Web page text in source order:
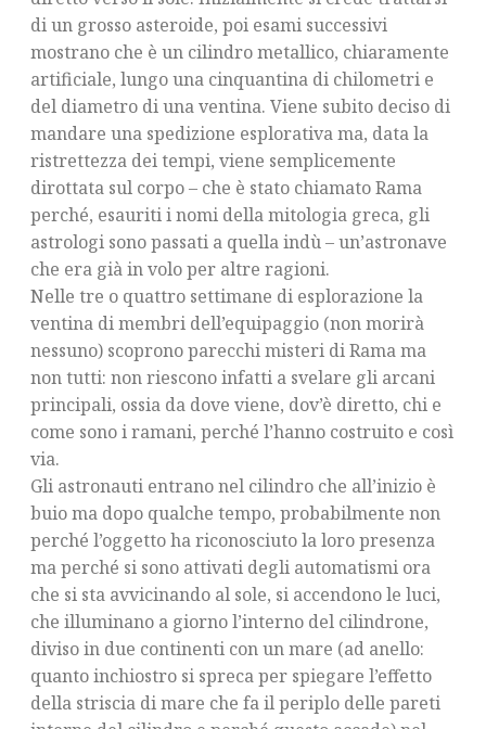
di un grosso asteroide, poi esami successivi
mostrano che è un cilindro metallico, chiaramente
artificiale, lungo una cinquantina di chilometri e
del diametro di una ventina. Viene subito deciso di
mandare una spedizione esplorativa ma, data la
ristrettezza dei tempi, viene semplicemente
dirottata sul corpo – che è stato chiamato Rama
perché, esauriti i nomi della mitologia greca, gli
astrologi sono passati a quella indù – un’astronave
che era già in volo per altre ragioni.
Nelle tre o quattro settimane di esplorazione la
ventina di membri dell’equipaggio (non morirà
nessuno) scoprono parecchi misteri di Rama ma
non tutti: non riescono infatti a svelare gli arcani
principali, ossia da dove viene, dov’è diretto, chi e
come sono i ramani, perché l’hanno costruito e così
via.
Gli astronauti entrano nel cilindro che all’inizio è
buio ma dopo qualche tempo, probabilmente non
perché l’oggetto ha riconosciuto la loro presenza
ma perché si sono attivati degli automatismi ora
che si sta avvicinando al sole, si accendono le luci,
che illuminano a giorno l’interno del cilindrone,
diviso in due continenti con un mare (ad anello:
quanto inchiostro si spreca per spiegare l’effetto
della striscia di mare che fa il periplo delle pareti